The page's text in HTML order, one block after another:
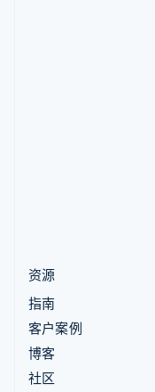
资源
指南
客户案例
博客
社区